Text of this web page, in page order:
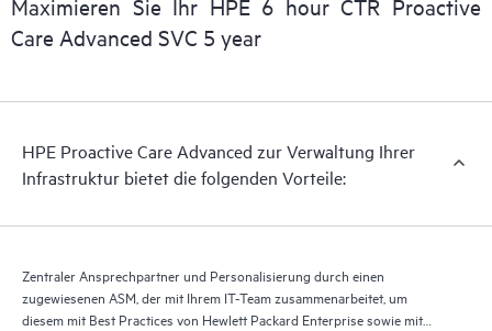
Bei HPE Proactive Care Advanced wird Technologie für
von Daten verwendet, um die Erbringung der Support- und
vollständigen Erbringung und allen Vorteilen dieses
Supportservice profitieren können, muss die aktuelle Version
Maximieren Sie Ihr HPE 6 hour CTR Proactive
Care Advanced SVC 5 year
HPE Proactive Care Advanced zur Verwaltung Ihrer
Infrastruktur bietet die folgenden Vorteile:
Zentraler Ansprechpartner und Personalisierung durch einen
zugewiesenen ASM, der mit Ihrem IT-Team zusammenarbeitet, um
diesem mit Best Practices von Hewlett Packard Enterprise sowie mit